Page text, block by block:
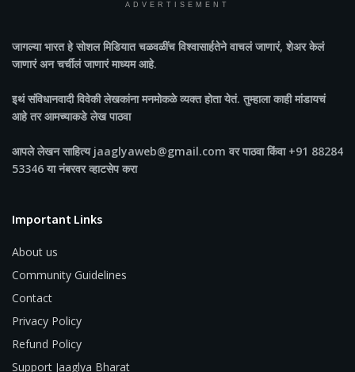
ADVERTISEMENT
जागल्या भारतहे सोशल मिडियात चळवळींच विश्वासार्हतेने वाचलं जाणारं, शेअर केलं
जाणारं अन चर्चीलं जाणारं माध्यम आहे.
इथं संविधानवादी विवेकी लेखकांना मनमोकळे व्यक्त होता येतं. तुम्हाला काही मांडायचं
आहे तर आमच्याकडे लेख पाठवा
आपले लेखन साहित्य jaaglyaweb@gmail.com वर पाठवा किंवा +91 88284
53346 या नंबरवर व्हाटसेप करा
Important Links
About us
Community Guidelines
Contact
Privacy Policy
Refund Policy
Support Jaaglya Bharat